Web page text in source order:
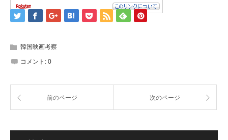
韓国映画考察
コメント: 0
前のページ 次のページ